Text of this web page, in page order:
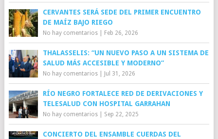
CERVANTES SERÁ SEDE DEL PRIMER ENCUENTRO
DE MAÍZ BAJO RIEGO
No hay comentarios| Feb 26, 2026
THALASSELIS: “UN NUEVO PASO A UN SISTEMA DE
SALUD MÁS ACCESIBLE Y MODERNO”
No hay comentarios| Jul 31, 2026
RÍO NEGRO FORTALECE RED DE DERIVACIONES Y
TELESALUD CON HOSPITAL GARRAHAN
No hay comentarios| Sep 22, 2025
CONCIERTO DEL ENSAMBLE CUERDAS DEL